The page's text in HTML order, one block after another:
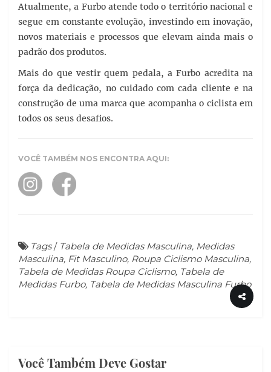
Atualmente, a Furbo atende todo o território nacional e
segue em constante evolução, investindo em inovação,
novos materiais e processos que elevam ainda mais o
padrão dos produtos.
Mais do que vestir quem pedala, a Furbo acredita na
força da dedicação, no cuidado com cada cliente e na
construção de uma marca que acompanha o ciclista em
todos os seus desafios.
VOCÊ TAMBÉM NOS ENCONTRA AQUI:
Tags/ Tabela de Medidas Masculina, Medidas
Masculina, Fit Masculino, Roupa Ciclismo Masculina,
Tabela de Medidas Roupa Ciclismo, Tabela de
Medidas Furbo, Tabela de Medidas Masculina Furbo
Você Também Deve Gostar